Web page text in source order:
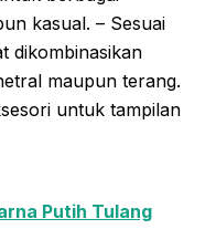
kasual. – Sesuai
dikombinasikan
maupun terang.
untuk tampilan
Putih Tulang